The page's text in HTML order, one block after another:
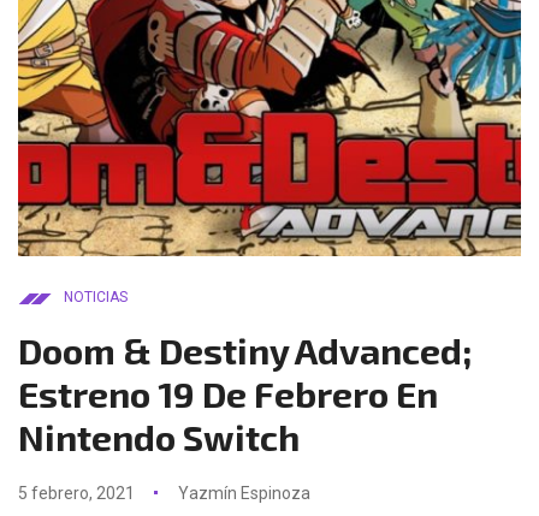
NOTICIAS
Doom & Destiny Advanced;
Estreno 19 De Febrero En
Nintendo Switch
5 febrero, 2021 Yazmín Espinoza